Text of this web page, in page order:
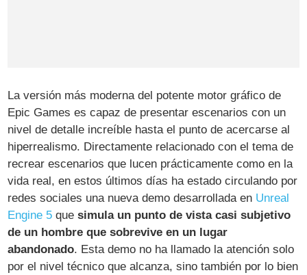
La versión más moderna del potente motor gráfico de
Epic Games es capaz de presentar escenarios con un
nivel de detalle increíble hasta el punto de acercarse al
hiperrealismo. Directamente relacionado con el tema de
recrear escenarios que lucen prácticamente como en la
vida real, en estos últimos días ha estado circulando por
redes sociales una nueva demo desarrollada en Unreal
Engine 5 quesimula un punto de vista casi subjetivo
de un hombre que sobrevive en un lugar
abandonado. Esta demo no ha llamado la atención solo
por el nivel técnico que alcanza, sino también por lo bien